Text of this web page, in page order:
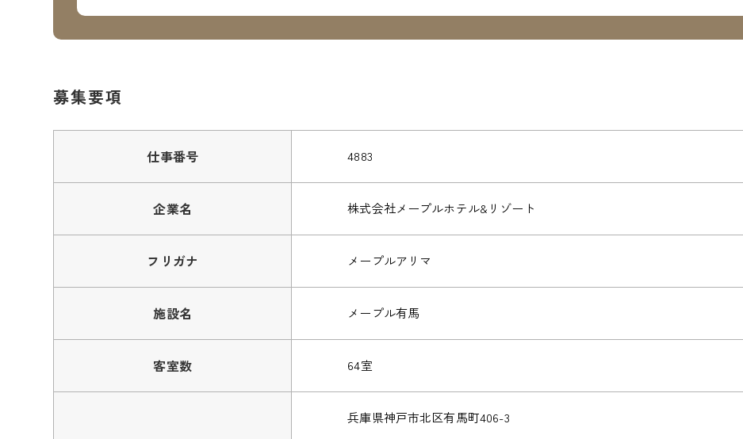
募集要項
仕事番号 4883
企業名 株式会社メープルホテル&リゾート
フリガナ メープルアリマ
施設名 メープル有馬
客室数 64室
兵庫県神戸市北区有馬町406-3